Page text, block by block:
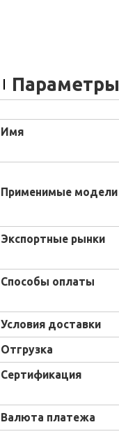
Параметры
Имя
Применимые модели
Экспортные рынки
Способы оплаты
Условия доставки
Отгрузка
Сертификация
Валюта платежа